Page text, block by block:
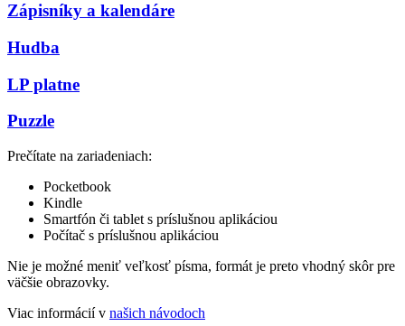
Zápisníky a kalendáre
Hudba
LP platne
Puzzle
Prečítate na zariadeniach:
Pocketbook
Kindle
Smartfón či tablet s príslušnou aplikáciou
Počítač s príslušnou aplikáciou
Nie je možné meniť veľkosť písma, formát je preto vhodný skôr pre
väčšie obrazovky.
Viac informácií v našich návodoch